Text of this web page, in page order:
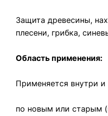
Защита древесины,
плесени, грибка,
Область применения:
Применяется внутри
по новым или старым